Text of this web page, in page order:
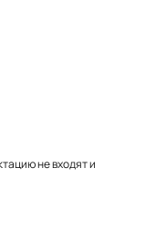
не входят и